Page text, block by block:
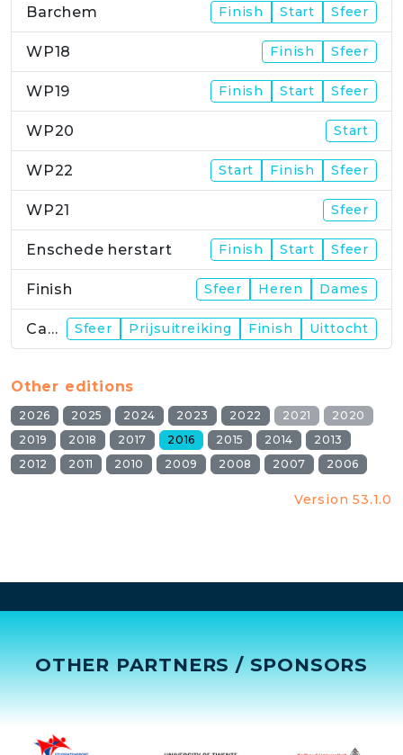
Barchem Finish Start Sfeer
WP18 Finish Sfeer
WP19 Finish Start Sfeer
WP20 Start
WP22 Start Finish Sfeer
WP21 Sfeer
Enschede herstart Finish Start Sfeer
Finish Sfeer Heren Dames
Campus Sfeer Prijsuitreiking Finish Uittocht
Other editions
2026 2025 2024 2023 2022 2021
2020
2019
2018 2017 2016 2015 2014
2013
2012
2011 2010 2009 2008 2007 2006
Version 53.1.0
OTHER PARTNERS / SPONSORS